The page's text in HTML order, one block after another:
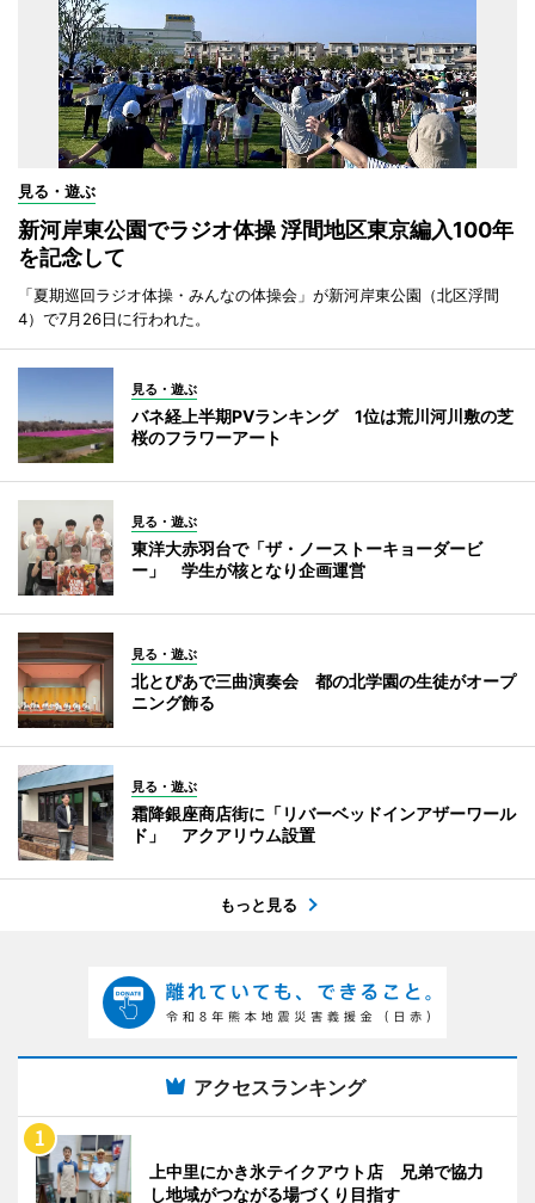
見る・遊ぶ
新河岸東公園でラジオ体操 浮間地区東京編入100年
を記念して
「夏期巡回ラジオ体操・みんなの体操会」が新河岸東公園（北区浮間
4）で7月26日に行われた。
見る・遊ぶ
バネ経上半期PVランキング 1位は荒川河川敷の芝
桜のフラワーアート
見る・遊ぶ
東洋大赤羽台で「ザ・ノーストーキョーダービ
ー」 学生が核となり企画運営
見る・遊ぶ
北とぴあで三曲演奏会 都の北学園の生徒がオープ
ニング飾る
見る・遊ぶ
霜降銀座商店街に「リバーベッドインアザーワール
ド」 アクアリウム設置
もっと見る
アクセスランキング
上中里にかき氷テイクアウト店 兄弟で協力
し地域がつながる場づくり目指す